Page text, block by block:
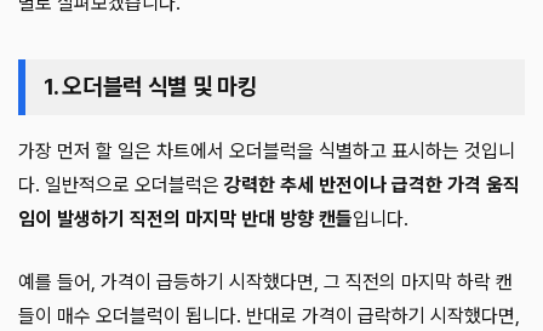
1. 오더블럭 식별 및 마킹
가장 먼저 할 일은 차트에서 오더블럭을 식별하고 표시하는 것입니
다. 일반적으로 오더블럭은 강력한 추세 반전이나 급격한 가격 움직
임이 발생하기 직전의 마지막 반대 방향 캔들입니다.
예를 들어, 가격이 급등하기 시작했다면, 그 직전의 마지막 하락 캔
들이 매수 오더블럭이 됩니다. 반대로 가격이 급락하기 시작했다면,